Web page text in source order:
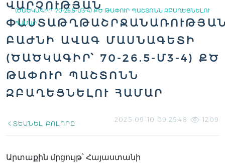
ԾԱԾԿԱԳԻՐ՝ 70-26.5-Մ3-4) ՔԾ ԹԱՓՈՒՐ ՊԱՇՏՈՆՆ ԶԲԱՂԵՑՆԵԼՈՒ Հ
ԱՄԱՐ
ԱՐՉՈՒԹՅԱՆ Փ
ԱՍՏԱԹՂԹԱՇՐՋԱՆԱՌՈՒԹՅԱՆ
ԱԺՆԻ ԱՎԱԳ ՄԱՍՆԱԳԵՏԻ (
ԾԱԾԿԱԳԻՐ՝ 70-26.5-Մ3-4) ՔԾ Թ
ԱՓՈՒՐ ՊԱՇՏՈՆՆ Զ
ԲԱՂԵՑՆԵԼՈՒ ՀԱՄԱՐ
ՏԵՍՆԵԼ ԲՈԼՈՐԸ
2025-09-10 09:25:48 1209
Արտաքին մրցույթ՝ Հայաստանի